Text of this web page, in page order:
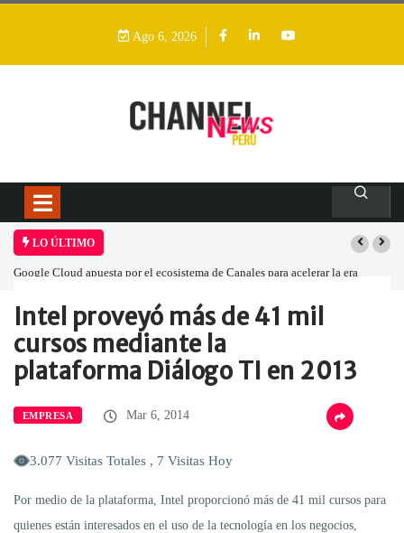
Ago 6, 2026
LO ÚLTIMO
Google Cloud apuesta por el ecosistema de Canales para acelerar la era
Home
Empresa Intel proveyó más…
Intel proveyó más de 41 mil
cursos mediante la
plataforma Diálogo TI en 2013
EMPRESA Mar 6, 2014
3.077 Visitas Totales , 7 Visitas Hoy
Por medio de la plataforma, Intel proporcionó más de 41 mil cursos para
quienes están interesados en el uso de la tecnología en los negocios,